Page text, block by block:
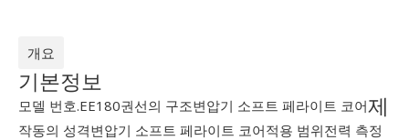
개요
기본정보
모델 번호.EE180권선의 구조변압기 소프트 페라이트 코어
작동의 성격변압기 소프트 페라이트 코어적용 범위전력 측정
제